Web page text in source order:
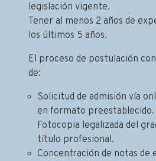
legislación vigente.
Tener al menos 2 años de
los últimos 5 años.
El proceso de postulación
de:
Solicitud de admisión vía
en formato preestablecido.
Fotocopia legalizada del
título profesional.
Concentración de notas de